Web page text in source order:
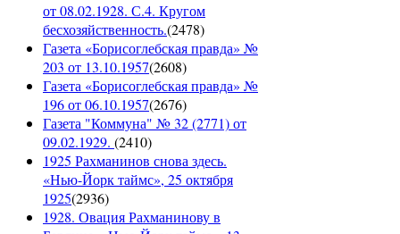
от 08.02.1928. С.4. Кругом
бесхозяйственность.(2478)
Газета «Борисоглебская правда» №
203 от 13.10.1957(2608)
Газета «Борисоглебская правда» №
196 от 06.10.1957(2676)
Газета "Коммуна" № 32 (2771) от
09.02.1929. (2410)
1925 Рахманинов снова здесь.
«Нью-Йорк таймс», 25 октября
1925(2936)
1928. Овация Рахманинову в